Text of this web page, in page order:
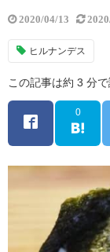
2020/04/13
ヒルナンデス
この記事は約 3 分で
0